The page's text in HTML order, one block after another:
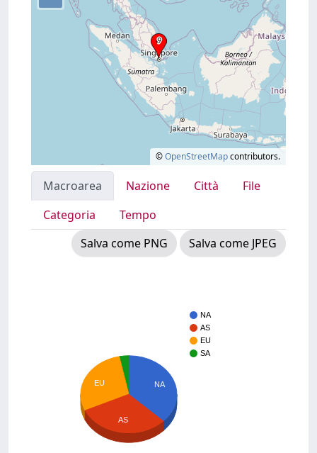
©OpenStreetMapcontributors.
Macroarea Nazione Città
File
Categoria
Tempo
Salva come PNG
Salva come JPEG
NA
AS
EU
SA
NA
EU
AS